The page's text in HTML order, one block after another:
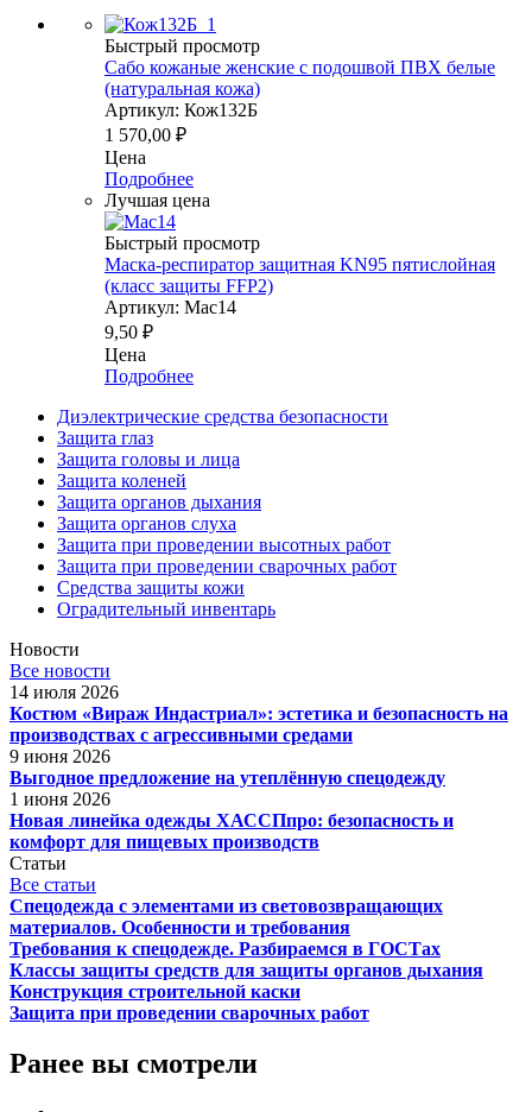
Быстрый просмотр
Сабо кожаные женские с подошвой ПВХ белые
(натуральная кожа)
Артикул: Кож132Б
1 570,00 ₽
Цена
Подробнее
Лучшая цена
Быстрый просмотр
Маска-респиратор защитная KN95 пятислойная
(класс защиты FFP2)
Артикул: Мас14
9,50 ₽
Цена
Подробнее
Диэлектрические средства безопасности
Защита глаз
Защита головы и лица
Защита коленей
Защита органов дыхания
Защита органов слуха
Защита при проведении высотных работ
Защита при проведении сварочных работ
Средства защиты кожи
Оградительный инвентарь
Новости
Все новости
14 июля 2026
Костюм «Вираж Индастриал»: эстетика и безопасность на
производствах с агрессивными средами
9 июня 2026
Выгодное предложение на утеплённую спецодежду
1 июня 2026
Новая линейка одежды ХАССПпро: безопасность и
комфорт для пищевых производств
Статьи
Все статьи
Спецодежда с элементами из световозвращающих
материалов. Особенности и требования
Требования к спецодежде. Разбираемся в ГОСТах
Классы защиты средств для защиты органов дыхания
Конструкция строительной каски
Защита при проведении сварочных работ
Ранее вы смотрели